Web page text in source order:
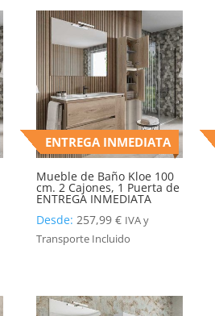
ENTREGA INMEDIATA
Mueble de Baño Kloe 100
cm. 2 Cajones, 1 Puerta de
ENTREGA INMEDIATA
Desde: 257,99 € IVA y
Transporte Incluido